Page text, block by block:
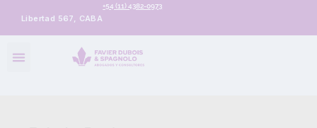
Libertad 567, CABA
+54 (11) 4382-0973